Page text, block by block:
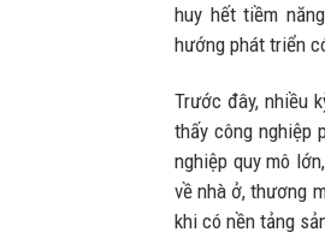
huy hết tiềm
hướng phát triển
Trước đây, nhiều
thấy công nghiệp
nghiệp quy mô
về nhà ở, thương
khi có nền tảng